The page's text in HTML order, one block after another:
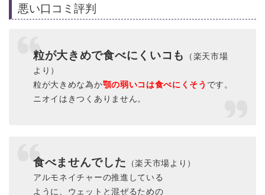
悪い口コミ評判
粒が大きめで食べにくいコも
（楽天市場
より）
粒が大きめな為か顎の弱いコは食べにくそう です。
ニオイはきつくありません。
食べませんでした
（楽天市場より）
アルモネイチャーの推進している
ように、ウェットと混ぜるための